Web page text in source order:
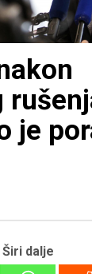
je
Širi dalje